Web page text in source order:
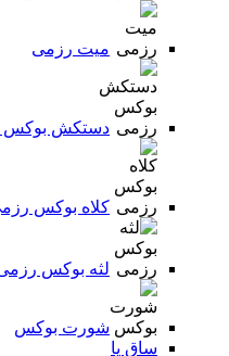
میت رزمی
دستکش بوکس
کلاه بوکس
لثه بوکس
شورت بوکس
ساق پا